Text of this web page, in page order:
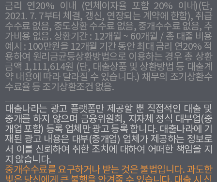
금리 연20% 이내 (연체이자율 포함 20% 이내)(단,
2021. 7. 7부터 체결, 갱신, 연장되는 계약에 한함), 취급
수수료 없음, 중도상환 수수료 없음, 중개수수료 없음, 추
가비용 없음. 상환기간 : 12개월 ~ 60개월 / 총 대출 비용
예시 : 100만원을 12개월 기간 동안 최대 금리 연20% 적
용하여 원리금균등상환방법으로 이용하는 경우 총 상환
금액 1,111,614원 (단, 대출상품 및 상환방법 등 대출계
약 내용에 따라 달라질 수 있습니다.) 채무의 조기상환수
수료율 등 조기상환조건 없음.
대출나라는 광고 플랫폼만 제공할 뿐 직접적인 대출 및
중개를 하지 않으며 금융위원회, 지자체 정식 대부업(중
개업 포함) 등록 업체만 광고 등록 합니다. 대출나라에 기
재된 광고 내용은 대부(중개업) 업체가 제공하는 정보로
서 이를 신뢰하여 취한 조치에 대하여 어떠한 책임을 지
지 않습니다.
중개수수료를 요구하거나 받는 것은 불법입니다. 과도한